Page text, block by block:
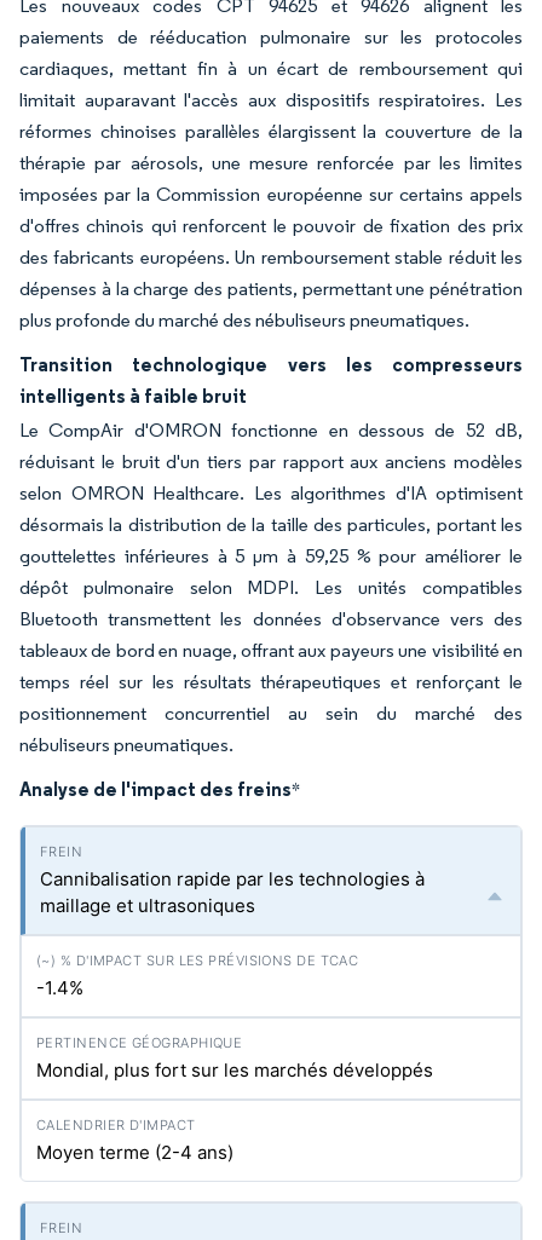
Les nouveaux codes CPT 94625 et 94626 alignent les
paiements de rééducation pulmonaire sur les protocoles
cardiaques, mettant fin à un écart de remboursement qui
limitait auparavant l'accès aux dispositifs respiratoires. Les
réformes chinoises parallèles élargissent la couverture de la
thérapie par aérosols, une mesure renforcée par les limites
imposées par la Commission européenne sur certains appels
d'offres chinois qui renforcent le pouvoir de fixation des prix
des fabricants européens. Un remboursement stable réduit les
dépenses à la charge des patients, permettant une pénétration
plus profonde du marché des nébuliseurs pneumatiques.
Transition technologique vers les compresseurs
intelligents à faible bruit
Le CompAir d'OMRON fonctionne en dessous de 52 dB,
réduisant le bruit d'un tiers par rapport aux anciens modèles
selon OMRON Healthcare. Les algorithmes d'IA optimisent
désormais la distribution de la taille des particules, portant les
gouttelettes inférieures à 5 μm à 59,25 % pour améliorer le
dépôt pulmonaire selon MDPI. Les unités compatibles
Bluetooth transmettent les données d'observance vers des
tableaux de bord en nuage, offrant aux payeurs une visibilité en
temps réel sur les résultats thérapeutiques et renforçant le
positionnement concurrentiel au sein du marché des
nébuliseurs pneumatiques.
Analyse de l'impact des freins*
Cannibalisation rapide par les technologies à
maillage et ultrasoniques
-1.4%
Mondial, plus fort sur les marchés développés
Moyen terme (2-4 ans)